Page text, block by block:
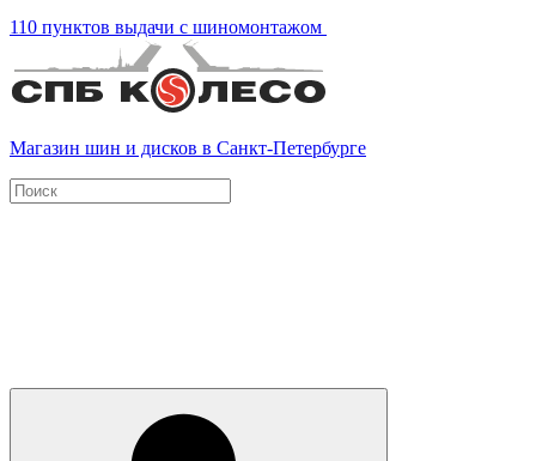
110 пунктов выдачи с шиномонтажом
Магазин шин и дисков в Санкт-Петербурге